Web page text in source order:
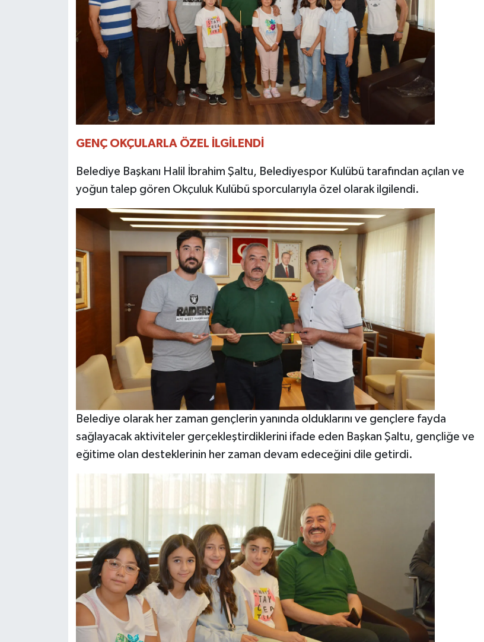
GENÇ OKÇULARLA ÖZEL İLGİLENDİ
Belediye Başkanı Halil İbrahim Şaltu, Belediyespor Kulübü tarafından açılan ve
yoğun talep gören Okçuluk Kulübü sporcularıyla özel olarak ilgilendi.
Belediye olarak her zaman gençlerin yanında olduklarını ve gençlere fayda
sağlayacak aktiviteler gerçekleştirdiklerini ifade eden Başkan Şaltu, gençliğe ve
eğitime olan desteklerinin her zaman devam edeceğini dile getirdi.